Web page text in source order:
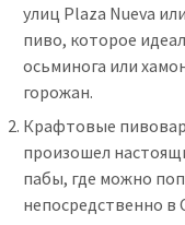
улиц Plaza Nueva
пиво, которое
осьминога или
горожан.
Крафтовые
произошел
пабы, где можно
непосредственно в